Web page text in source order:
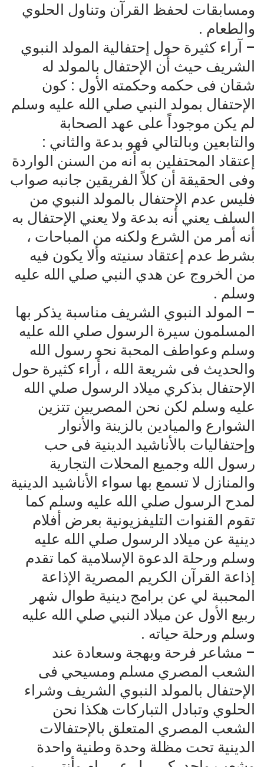
ومسابقات لحفظ القرآن وتناول الحلوي
والطعام .
– آراء كثيرة حول إحتفالية المولد النبوي
الشريف حيث أن الإحتفال بالمولد له
شقان فى حكمه وحكمته الأول : كون
الإحتفال بمولد النبي صلي الله عليه وسلم
لم يكن موجوداً على عهد الصحابة
والتابعين وبالتالي فهو بدعة والثاني :
إعتقاد المحتفلين به أنه من السنن الواردة
وفى الحقيقة أن كلاً الفريقين جانبه صواب
فليس عدم الإحتفال بالمولد النبوي من
السلف يعني أنه بدعة ولا يعني الإحتفال به
أنه أمر من الشرع ولكنه من المباحات ،
بشرط عدم إعتقاد سنيته وألا يكون فيه
من الخروج عن هدي النبي صلي الله عليه
وسلم .
– المولد النبوي الشريف مناسبة يذكر بها
المسلمون سيرة الرسول صلي الله عليه
وسلم وعواطف المحبة نحو رسول الله
والحديث فى شريعة الله ، أراء كثيرة حول
الإحتفال بذكري ميلاد الرسول صلي الله
عليه وسلم لكن نحن المصريين تتزين
الشوارع والميادين بالزينة والأنوار
وإحتفاليات بالأناشيد الدينية فى حب
رسول الله وجميع المحلات التجارية
والمنازل لا تسمع بها سواء الأناشيد الدينية
لمدح الرسول صلي الله عليه وسلم كما
تقوم القنوات التليفزيونية بعرض أفلام
دينية عن ميلاد الرسول صلي الله عليه
وسلم ورحلة الدعوة الإسلامية كما تقدم
إذاعة القرآن الكريم المصرية الإذاعة
المحببة لي عن برامج دينية طوال شهر
ربيع الأول عن ميلاد النبي صلي الله عليه
وسلم ورحلة حياته .
– مشاعر فرحة وبهجة وسعادة عند
الشعب المصري مسلم ومسيحي فى
الإحتفال بالمولد النبوي الشريف وشراء
الحلوي وتبادل التباركات هكذا نحن
الشعب المصري المتعلق بالإحتفالات
الدينية تحت مظلة وحدة وطنية واحدة